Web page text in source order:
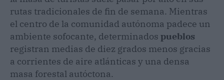
rutas tradicionales de fin de semana. Mientras
el centro de la comunidad autónoma padece un
ambiente sofocante, determinados pueblos
registran medias de diez grados menos gracias
a corrientes de aire atlánticas y una densa
masa forestal autóctona.